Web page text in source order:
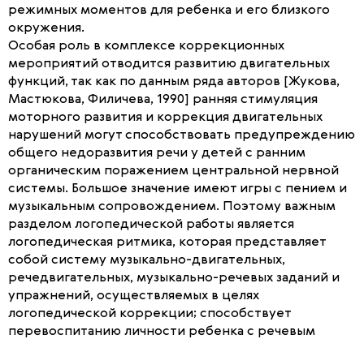
режимных моментов для ребенка и его близкого
окружения.
Особая роль в комплексе коррекционных
мероприятий отводится развитию двигательных
функций, так как по данным ряда авторов [Жукова,
Мастюкова, Филичева, 1990] ранняя стимуляция
моторного развития и коррекция двигательных
нарушений могут способствовать предупреждению
общего недоразвития речи у детей с ранним
органическим поражением центральной нервной
системы. Большое значение имеют игры с пением и
музыкальным сопровождением. Поэтому важным
разделом логопедической работы является
логопедическая ритмика, которая представляет
собой систему музыкально-двигательных,
речедвигательных, музыкально-речевых заданий и
упражнений, осуществляемых в целях
логопедической коррекции; способствует
перевоспитанию личности ребенка с речевым